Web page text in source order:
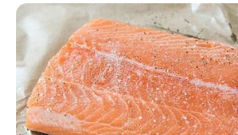
A luta pela Aposentadoria
continua.
—Foto/
Apoio parlamentar
Durante os dois dias de mobilização,
foram recebidos pela Deputada Federal